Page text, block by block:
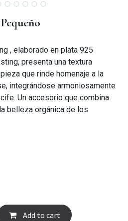
, elaborado en plata 925
presenta una textura
que rinde homenaje a la
integrándose armoniosamente
Un accesorio que combina
belleza orgánica de los
Add to cart